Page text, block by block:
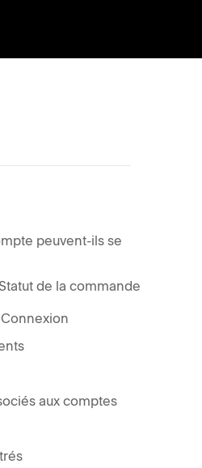
peuvent-ils se
de la commande
aux comptes